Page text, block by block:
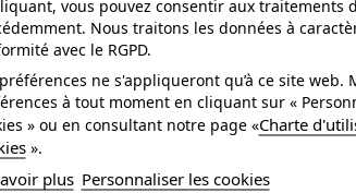
Lavable.
à la lumière bonne.
Collage sur le
vous pouvez consentir aux traitements
Nous traitons les données à
avec le RGPD.
ne s'appliqueront qu’à ce site web.
à tout moment en cliquant sur «
» ou en consultant notre page «Charte
».
plus Personnaliser les cookies